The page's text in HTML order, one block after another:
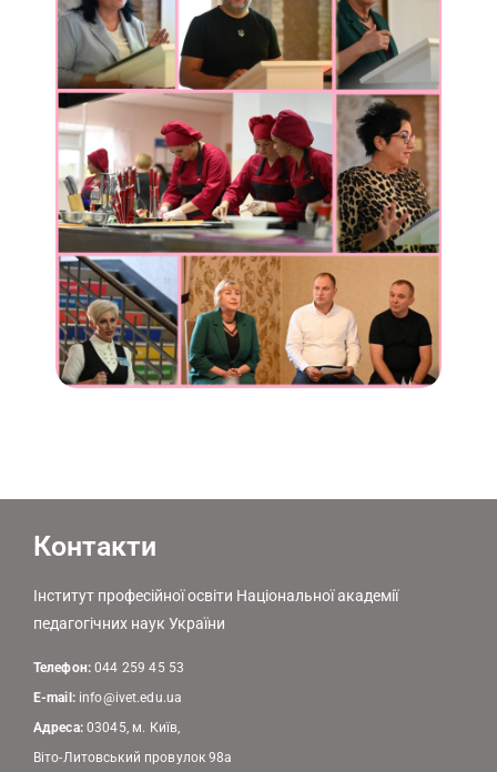
Контакти
Інститут професійної освіти Національної академії
педагогічних наук України
Телефон:044 259 45 53
E-mail: info@ivet.edu.ua
Адреса:03045, м. Київ,
Віто-Литовський провулок 98а